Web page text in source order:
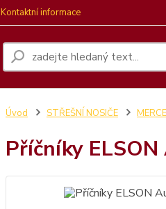
Kontaktní informace
Úvod STŘEŠNÍ NOSIČE
Příčníky